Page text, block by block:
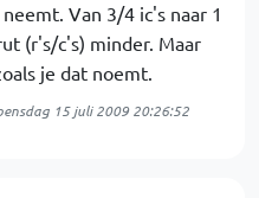
Van 3/4 ic's naar 1
(r's/c's) minder. Maar
je dat noemt.
15 juli 2009 20:26:52